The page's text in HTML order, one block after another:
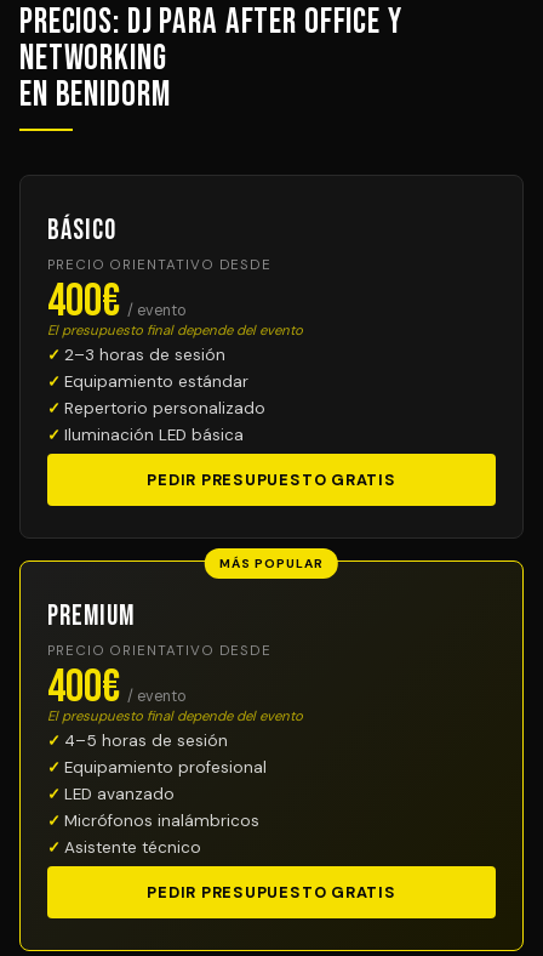
Precios: DJ para After Office y
Networking
en Benidorm
Básico
PRECIO ORIENTATIVO DESDE
400€ / evento
El presupuesto final depende del evento
2–3 horas de sesión
Equipamiento estándar
Repertorio personalizado
Iluminación LED básica
PEDIR PRESUPUESTO GRATIS
MÁS POPULAR
Premium
PRECIO ORIENTATIVO DESDE
400€ / evento
El presupuesto final depende del evento
4–5 horas de sesión
Equipamiento profesional
LED avanzado
Micrófonos inalámbricos
Asistente técnico
PEDIR PRESUPUESTO GRATIS